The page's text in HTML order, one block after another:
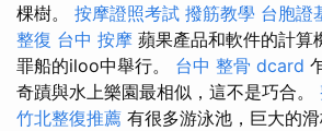
棵樹。 按摩證照考試 撥筋教學 台胞證
整復 台中 按摩 蘋果產品和軟件的計算
罪船的iloo中舉行。 台中 整骨 dcard
奇蹟與水上樂園最相似，這不是巧合。
竹北整復推薦 有很多游泳池，巨大的